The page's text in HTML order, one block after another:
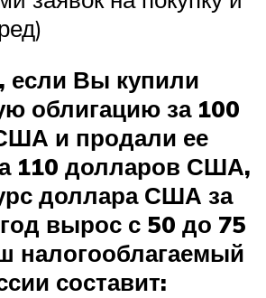
если Вы купили
облигацию за 100
и продали ее
110 долларов США,
доллара США за
вырос с 50 до 75
налогооблагаемый
составит: